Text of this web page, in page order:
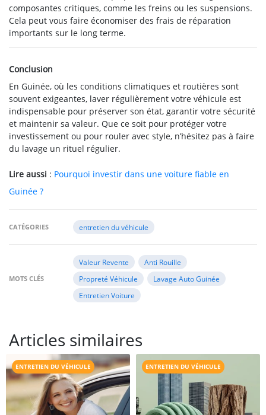
composantes critiques, comme les freins ou les suspensions.
Cela peut vous faire économiser des frais de réparation
importants sur le long terme.
Conclusion
En Guinée, où les conditions climatiques et routières sont
souvent exigeantes, laver régulièrement votre véhicule est
indispensable pour préserver son état, garantir votre sécurité
et maintenir sa valeur. Que ce soit pour protéger votre
investissement ou pour rouler avec style, n’hésitez pas à faire
du lavage un rituel régulier.
Lire aussi : Pourquoi investir dans une voiture fiable en
Guinée ?
CATÉGORIES entretien du véhicule
MOTS CLÉS
Valeur Revente
Anti Rouille
Propreté Véhicule
Lavage Auto Guinée
Entretien Voiture
Articles similaires
ENTRETIEN DU VÉHICULE ENTRETIEN DU VÉHICULE